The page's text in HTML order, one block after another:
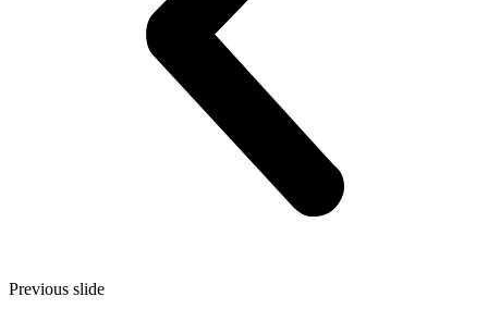
Previous slide